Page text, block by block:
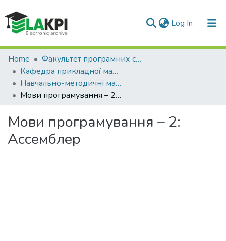
Log In (current)
Communities & Collections
All of DSpace
Statistics
Home
Факультет програмних систем та прикладної математики (ФПСПМ)
Кафедра прикладної математики (ПМА)
Навчально-методичні матеріали (ПМА)
Мови програмування – 2: Ассемблер
Мови програмування – 2:
Ассемблер